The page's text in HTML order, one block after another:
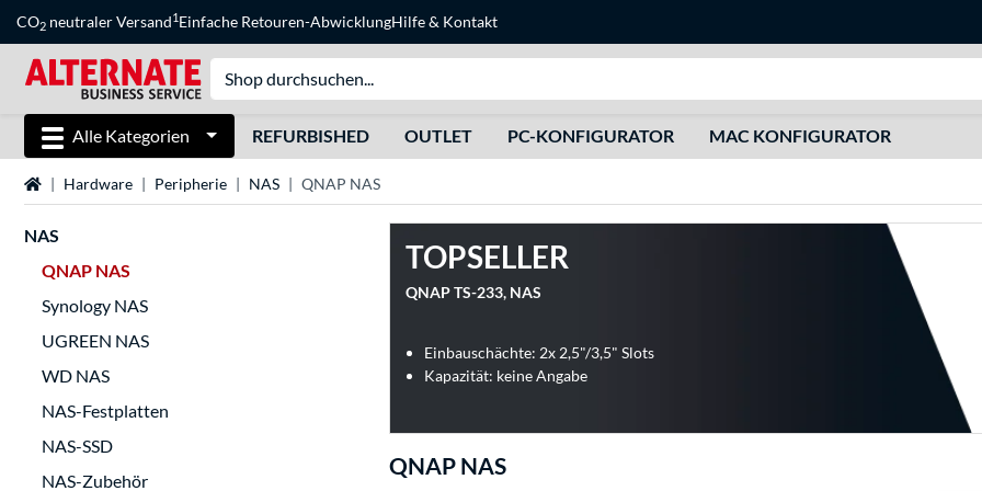
CO2 neutraler Versand1Einfache Retouren-AbwicklungHilfe& Kontakt
Alle Kategorien REFURBISHED OUTLET PC-KONFIGURATOR MAC KONFIGURATOR
StartseiteHardware Peripherie NAS QNAP NAS
NAS
QNAP NAS
Synology NAS
UGREEN NAS
WD NAS
NAS-Festplatten
NAS-SSD
NAS-Zubehör
TOPSELLER
QNAP TS-233, NAS
Einbauschächte: 2x 2,5"/3,5" Slots
Kapazität: keine Angabe
QNAP NAS